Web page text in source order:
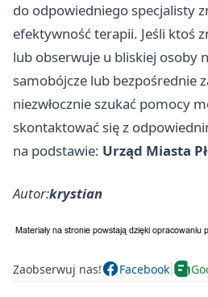
do odpowiedniego specjalisty
efektywność terapii. Jeśli ktoś
lub obserwuje u bliskiej osoby
samobójcze lub bezpośrednie
niezwłocznie szukać pomocy
skontaktować się z
na podstawie: Urząd Miasta
Autor:krystian
Zaobserwuj nas! Facebook